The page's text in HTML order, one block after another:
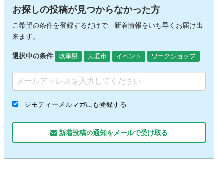
お探しの投稿が見つからなかった方
ご希望の条件を登録するだけで、新着情報をいち早くお届け出
来ます。
選択中の条件 岐阜県 大垣市 イベント ワークショップ
ジモティーメルマガにも登録する
新着投稿の通知をメールで受け取る